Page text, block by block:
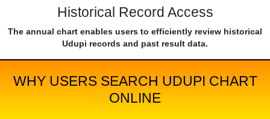
Historical Record Access
The annual chart enables users to efficiently review historical
Udupi records and past result data.
WHY USERS SEARCH UDUPI CHART
ONLINE